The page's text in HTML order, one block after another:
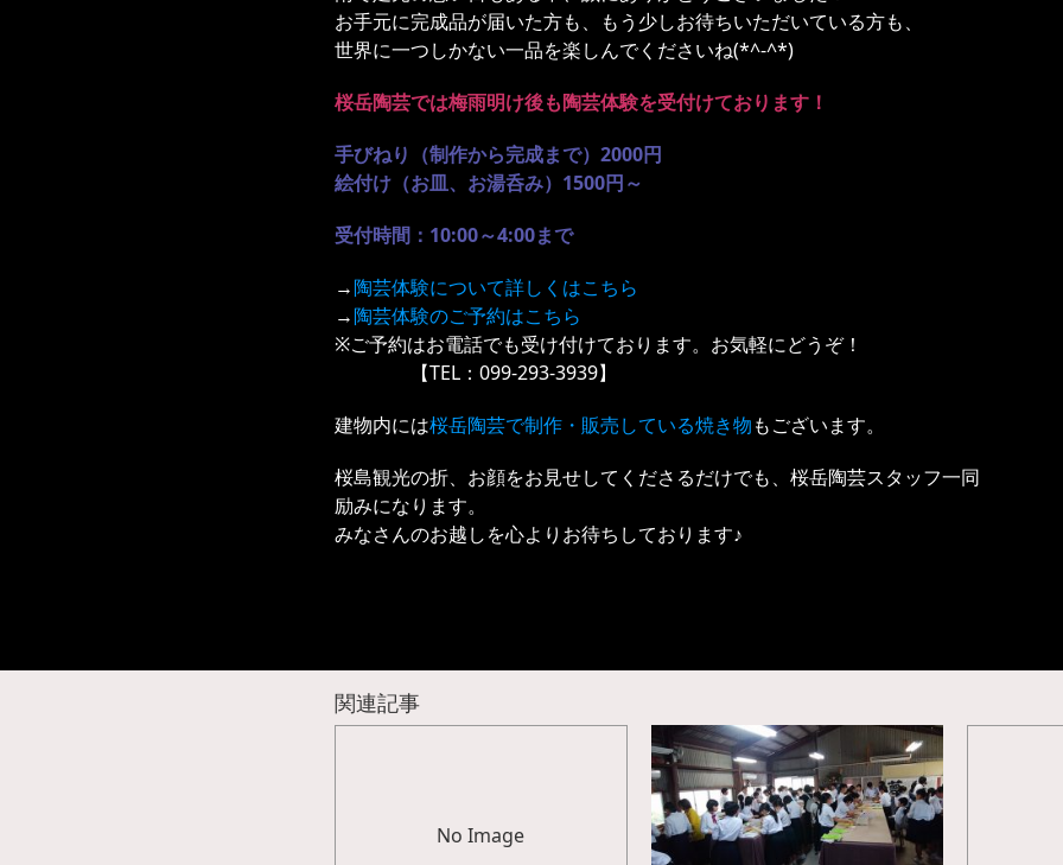
お手元に完成品が届いた方も、もう少しお待ちいただいている方も、
世界に一つしかない一品を楽しんでくださいね(*^-^*)
桜岳陶芸では梅雨明け後も陶芸体験を受付けております！
手びねり（制作から完成まで）2000円
絵付け（お皿、お湯呑み）1500円～
受付時間：10:00～4:00まで
→陶芸体験について詳しくはこちら
→陶芸体験のご予約はこちら
※ご予約はお電話でも受け付けております。お気軽にどうぞ！
【TEL：099-293-3939】
建物内には桜岳陶芸で制作・販売している焼き物もございます。
桜島観光の折、お顔をお見せしてくださるだけでも、桜岳陶芸スタッフ一同
励みになります。
みなさんのお越しを心よりお待ちしております♪
関連記事
No Image